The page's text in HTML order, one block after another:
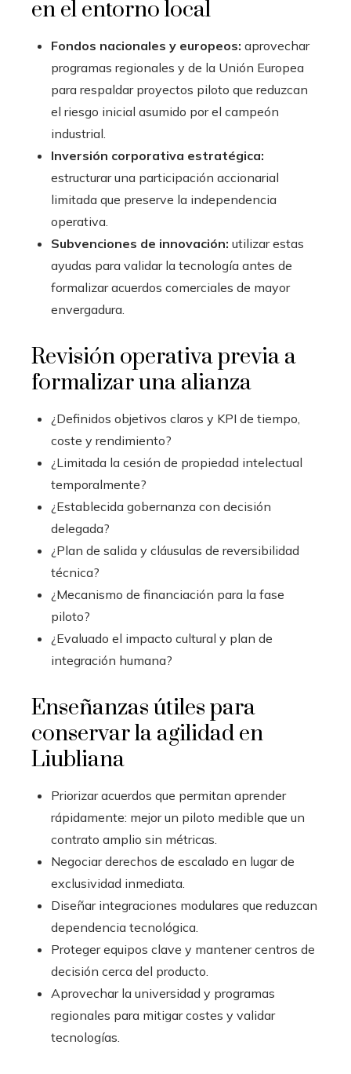
en el entorno local
Fondos nacionales y europeos: aprovechar
programas regionales y de la Unión Europea
para respaldar proyectos piloto que reduzcan
el riesgo inicial asumido por el campeón
industrial.
Inversión corporativa estratégica:
estructurar una participación accionarial
limitada que preserve la independencia
operativa.
Subvenciones de innovación: utilizar estas
ayudas para validar la tecnología antes de
formalizar acuerdos comerciales de mayor
envergadura.
Revisión operativa previa a
formalizar una alianza
¿Definidos objetivos claros y KPI de tiempo,
coste y rendimiento?
¿Limitada la cesión de propiedad intelectual
temporalmente?
¿Establecida gobernanza con decisión
delegada?
¿Plan de salida y cláusulas de reversibilidad
técnica?
¿Mecanismo de financiación para la fase
piloto?
¿Evaluado el impacto cultural y plan de
integración humana?
Enseñanzas útiles para
conservar la agilidad en
Liubliana
Priorizar acuerdos que permitan aprender
rápidamente: mejor un piloto medible que un
contrato amplio sin métricas.
Negociar derechos de escalado en lugar de
exclusividad inmediata.
Diseñar integraciones modulares que reduzcan
dependencia tecnológica.
Proteger equipos clave y mantener centros de
decisión cerca del producto.
Aprovechar la universidad y programas
regionales para mitigar costes y validar
tecnologías.